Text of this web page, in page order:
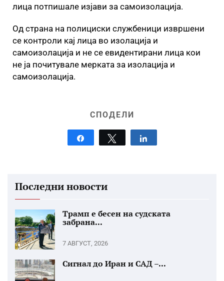
лица потпишале изјави за самоизолација.
Од страна на полициски службеници извршени
се контроли кај лица во изолација и
самоизолација и не се евидентирани лица кои
не ја почитувале мерката за изолација и
самоизолација.
СПОДЕЛИ
Tweet
Последни новости
Трамп е бесен на судската
забрана...
7 АВГУСТ, 2026
Сигнал до Иран и САД –...